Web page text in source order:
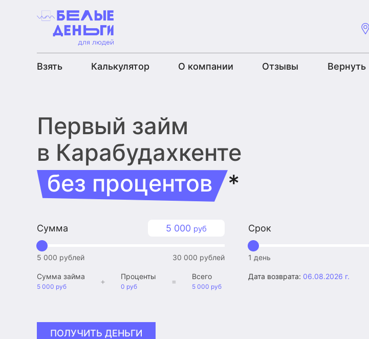
Взять Калькулятор О компании Отзывы Вернуть
Первый займ
в Карабудахкенте
без процентов
*
5 000 руб
Сумма
5 000 рублей 30 000 рублей
Срок
1 день
Сумма займа
5 000 руб
+
Проценты
0 руб
=
Всего
5 000 руб
Дата возврата: 06.08.2026 г.
ПОЛУЧИТЬ ДЕНЬГИ